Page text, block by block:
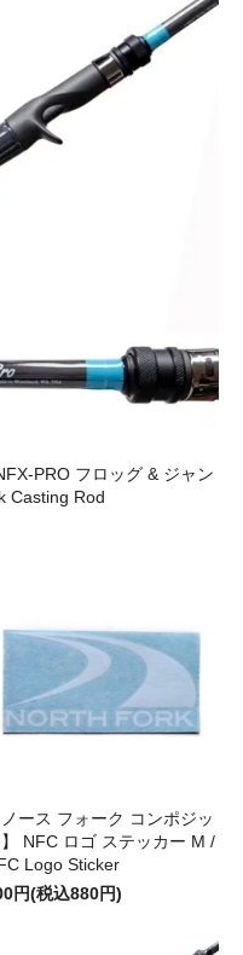
PRO フロッグ & ジャン
Casting Rod
ノース フォーク コンポジッ
】 NFC ロゴ ステッカー M /
Logo Sticker
円(税込880円)